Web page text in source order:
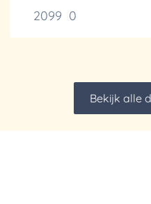
2099 0
Bekijk alle